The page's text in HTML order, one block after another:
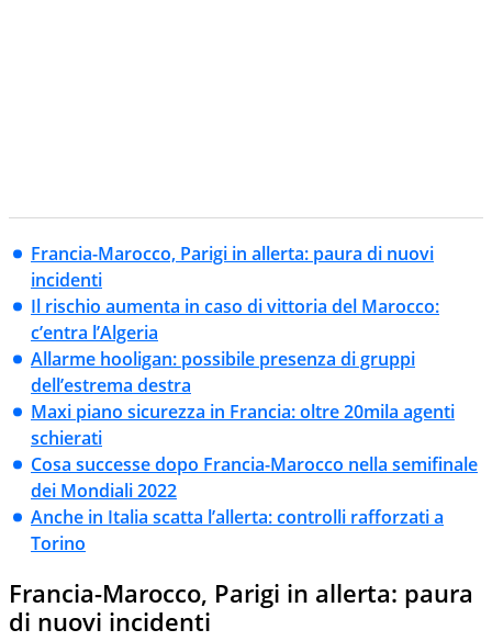
Francia-Marocco, Parigi in allerta: paura di nuovi
incidenti
Il rischio aumenta in caso di vittoria del Marocco:
c’entra l’Algeria
Allarme hooligan: possibile presenza di gruppi
dell’estrema destra
Maxi piano sicurezza in Francia: oltre 20mila agenti
schierati
Cosa successe dopo Francia-Marocco nella semifinale
dei Mondiali 2022
Anche in Italia scatta l’allerta: controlli rafforzati a
Torino
Francia-Marocco, Parigi in allerta: paura
di nuovi incidenti